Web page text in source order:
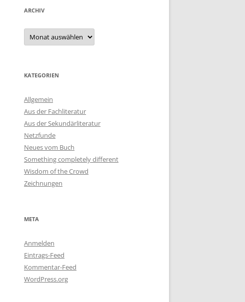
ARCHIV
Archiv
KATEGORIEN
Allgemein
Aus der Fachliteratur
Aus der Sekundärliteratur
Netzfunde
Neues vom Buch
Something completely different
Wisdom of the Crowd
Zeichnungen
META
Anmelden
Eintrags-Feed
Kommentar-Feed
WordPress.org